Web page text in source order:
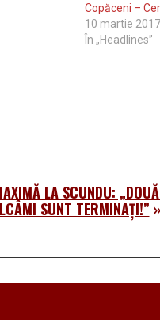
Copăceni –
10 martie 2017
În „Headlines”
LA SCUNDU:
SUNT TERMINAȚI!”